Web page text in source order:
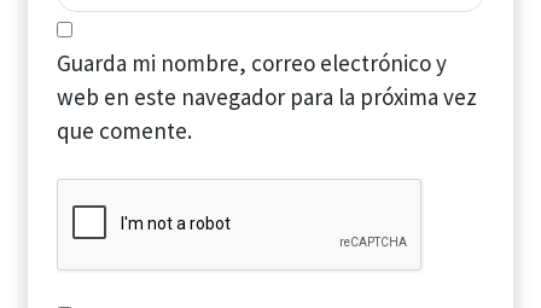
Guarda mi nombre, correo electrónico y
web en este navegador para la próxima vez
que comente.